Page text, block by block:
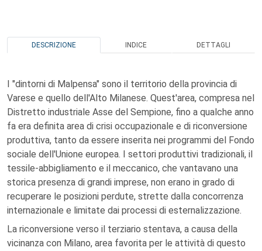
DESCRIZIONE INDICE DETTAGLI
I "dintorni di Malpensa" sono il territorio della provincia di
Varese e quello dell'Alto Milanese. Quest'area, compresa nel
Distretto industriale Asse del Sempione, fino a qualche anno
fa era definita area di crisi occupazionale e di riconversione
produttiva, tanto da essere inserita nei programmi del Fondo
sociale dell'Unione europea. I settori produttivi tradizionali, il
tessile-abbigliamento e il meccanico, che vantavano una
storica presenza di grandi imprese, non erano in grado di
recuperare le posizioni perdute, strette dalla concorrenza
internazionale e limitate dai processi di esternalizzazione.
La riconversione verso il terziario stentava, a causa della
vicinanza con Milano, area favorita per le attività di questo